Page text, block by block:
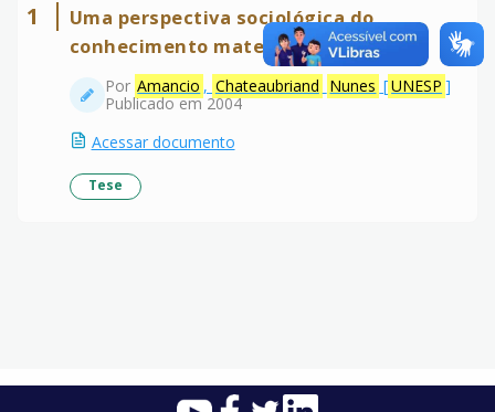
1
Uma perspectiva sociológica do
conhecimento matemático
Por Amancio , Chateaubriand Nunes [UNESP ]
Publicado em 2004
Acessar documento
Tese